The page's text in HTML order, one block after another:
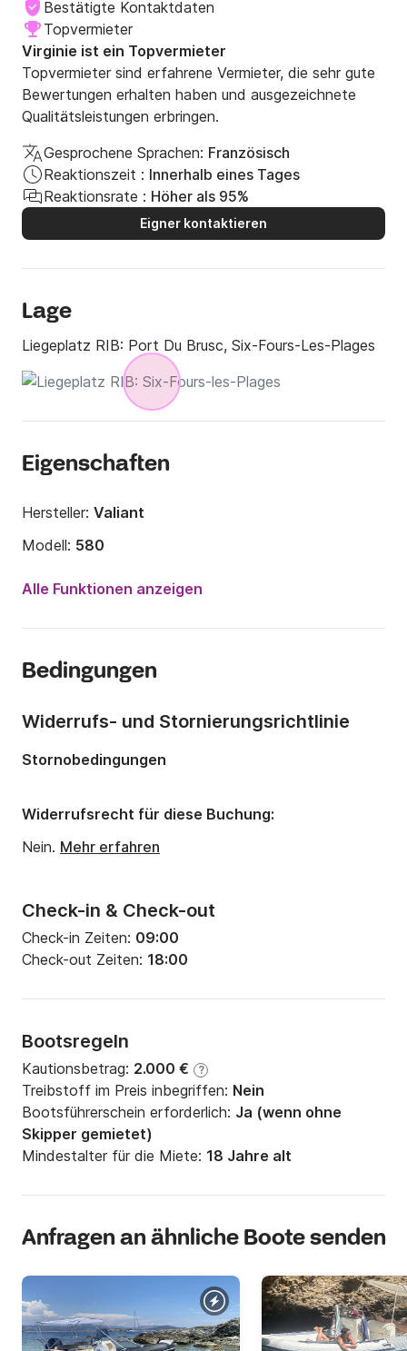
Bestätigte Kontaktdaten
Topvermieter
Virginie ist ein Topvermieter
Topvermieter sind erfahrene Vermieter, die sehr gute
Bewertungen erhalten haben und ausgezeichnete
Qualitätsleistungen erbringen.
Gesprochene Sprachen: Französisch
Reaktionszeit : Innerhalb eines Tages
Reaktionsrate : Höher als 95%
Eigner kontaktieren
Lage
Liegeplatz RIB: Port Du Brusc, Six-Fours-Les-Plages
Eigenschaften
Hersteller: Valiant
Modell: 580
Motorleistung:
Anzahl Plätze an Bord:
Alle Funktionen anzeigen
Bedingungen
Check-in & Check-out
Check-in Zeiten: 09:00
Check-out Zeiten: 18:00
Bootsregeln
Kautionsbetrag: 2.000 € ?
Treibstoff im Preis inbegriffen: Nein
Bootsführerschein erforderlich: Ja (wenn ohne
Skipper gemietet)
Mindestalter für die Miete: 18 Jahre alt
Widerrufs- und Stornierungsrichtlinie
Stornobedingungen
Widerrufsrecht für diese Buchung:
Nein. Mehr erfahren
Anfragen an ähnliche Boote senden